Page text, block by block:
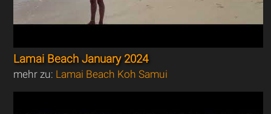
Lamai Beach January 2024
mehr zu: Lamai Beach Koh Samui